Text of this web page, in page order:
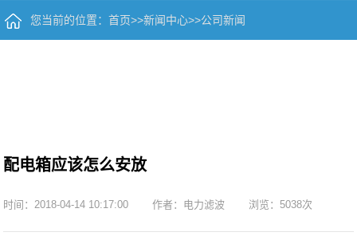
您当前的位置：首页>>新闻中心>>公司新闻
配电箱应该怎么安放
时间：2018-04-14 10:17:00 作者：电力滤波 浏览：5038次